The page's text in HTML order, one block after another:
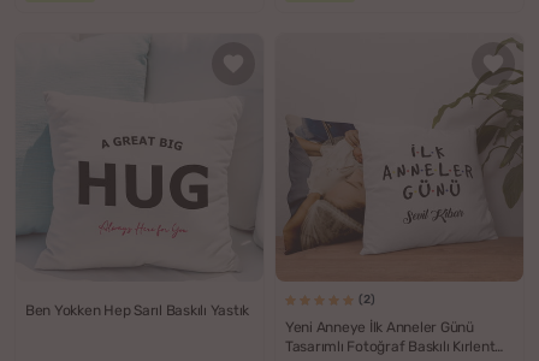
Ben Yokken Hep Sarıl Baskılı Yastık
(2)
Yeni Anneye İlk Anneler Günü
Tasarımlı Fotoğraf Baskılı Kırlent